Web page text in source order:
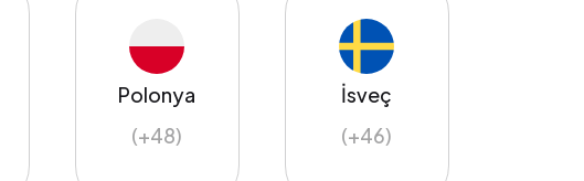
Polonya
(+48)
İsveç
(+46)